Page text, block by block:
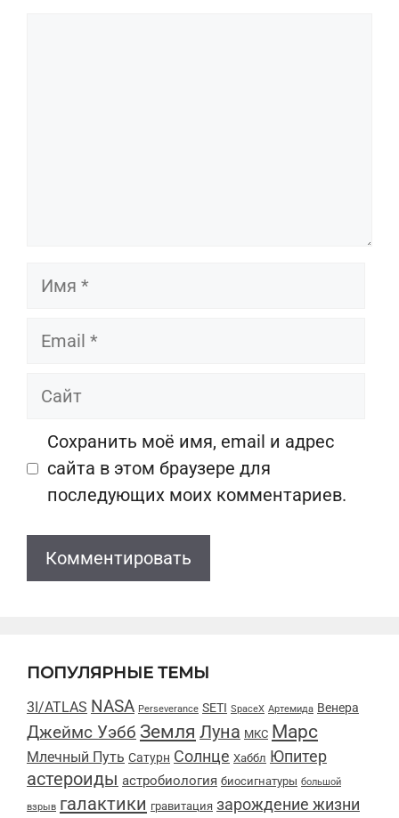
Имя
Email
Сайт
Сохранить моё имя, email и адрес
сайта в этом браузере для
последующих моих комментариев.
ПОПУЛЯРНЫЕ ТЕМЫ
3I/ATLAS NASA Perseverance SETI SpaceX Артемида Венера
Джеймс Уэбб Земля Луна МКС Марс
Млечный Путь Сатурн Солнце Хаббл Юпитер
астероиды астробиология биосигнатуры большой
взрыв галактики гравитация зарождение жизни